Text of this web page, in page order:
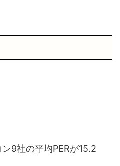
9社の平均PERが15.2